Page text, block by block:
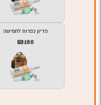
₪180
פדיון כפרות לחמישה